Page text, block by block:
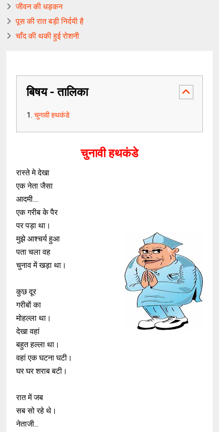
जीवन की धड़कन
पूस की रात बड़ी निर्दयी है
चाँद की थकी हुई रोशनी
बिषय - तालिका
चुनावी हथकंडे
चुनावी हथकंडे
रास्ते मे देखा
एक नेता जैसा
आदमी....
एक गरीब के पैर
पर पड़ा था।
मुझे आश्चर्य हुआ
पता चला वह
चुनाव में खड़ा था।
कुछ दूर
गरीबों का
मोहल्ला था।
देखा वहां
बहुत हल्ला था।
वहां एक घटना घटी।
घर घर शराब बटी।
रात में जब
सब सो रहे थे।
नेताजी...